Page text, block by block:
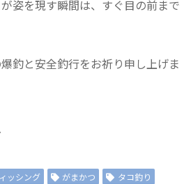
姿を現す瞬間は、すぐ目の前まで
釣と安全釣行をお祈り申し上げま
ッシング がまかつ
タコ釣り